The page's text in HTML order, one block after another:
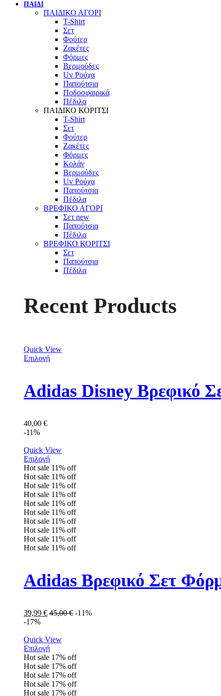
ΠΑΙΔΙ
ΠΑΙΔΙΚΟ ΑΓΟΡΙ
T-Shirt
Σετ
Φούτερ
Ζακέτες
Φόρμες
Βερμούδες
Uv Ρούχα
Παπούτσια
Ποδοσφαιρικά
Πέδιλα
ΠΑΙΔΙΚΟ ΚΟΡΙΤΣΙ
T-Shirt
Σετ
Φούτερ
Ζακέτες
Φόρμες
Κολάν
Βερμούδες
Uv Ρούχα
Παπούτσια
Πέδιλα
ΒΡΕΦΙΚΟ ΑΓΟΡΙ
Σετ new
Παπούτσια
Πέδιλα
ΒΡΕΦΙΚΟ ΚΟΡΙΤΣΙ
Σετ
Παπούτσια
Πέδιλα
Recent Products
Quick View
Επιλογή
Adidas Disney Βρεφικό
40,00 €
-11%
Quick View
Επιλογή
Hot sale 11% off
Hot sale 11% off
Hot sale 11% off
Hot sale 11% off
Hot sale 11% off
Hot sale 11% off
Hot sale 11% off
Hot sale 11% off
Hot sale 11% off
Hot sale 11% off
Adidas Βρεφικό Σετ
39,99 € 45,00€ -11%
-17%
Quick View
Επιλογή
Hot sale 17% off
Hot sale 17% off
Hot sale 17% off
Hot sale 17% off
Hot sale 17% off